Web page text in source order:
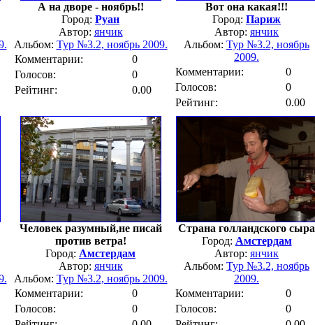
А на дворе - ноябрь!!
Город: Руан
Автор: янчик
Альбом: Тур №3.2, ноябрь 2009.
Комментарии:
0
Голосов:
0
Рейтинг:
0.00
Вот она какая!!!
Город: Париж
Автор: янчик
Альбом: Тур №3.2, ноябрь
2009.
Комментарии:
0
Голосов:
0
Рейтинг:
0.00
Человек разумный,не писай
против ветра!
Город: Амстердам
Автор: янчик
Альбом: Тур №3.2, ноябрь 2009.
Комментарии:
0
Голосов:
0
Страна голландского сыра
Город: Амстердам
Автор: янчик
Альбом: Тур №3.2, ноябрь
2009.
Комментарии:
0
Голосов:
0